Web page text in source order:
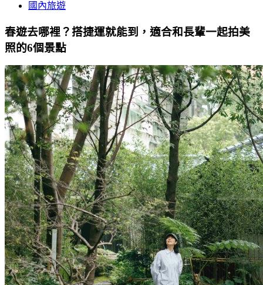
國內旅遊
春遊去哪裡？搭捷運就能到，適合和長輩一起拍美
照的6個景點